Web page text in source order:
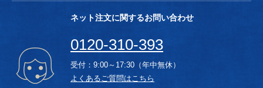
ネット注文に関するお問い合わせ
0120-310-393
受付：9:00～17:30（年中無休）
よくあるご質問はこちら